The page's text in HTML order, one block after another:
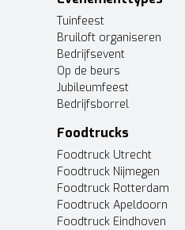
Tuinfeest
Bruiloft organiseren
Bedrijfsevent
Op de beurs
Jubileumfeest
Bedrijfsborrel
Foodtrucks
Foodtruck Utrecht
Foodtruck Nijmegen
Foodtruck Rotterdam
Foodtruck Apeldoorn
Foodtruck Eindhoven